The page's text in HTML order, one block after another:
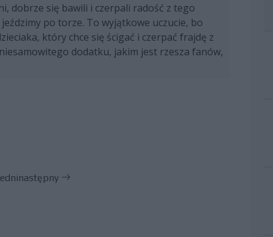
dobrze się bawili i czerpali radość z tego
po torze. To wyjątkowe uczucie, bo
który chce się ścigać i czerpać frajdę z
dodatku, jakim jest rzesza fanów,
następny